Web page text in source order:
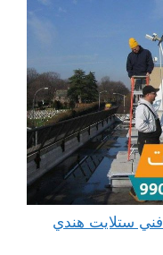
فني ستلايت المطلاع 52227330 فني ستلايت هندي